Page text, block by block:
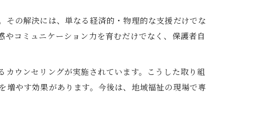
の解決には、単なる経済的・物理的な支援だけでな
コミュニケーション力を育むだけでなく、保護者自
ウンセリングが実施されています。こうした取り組
やす効果があります。今後は、地域福祉の現場で専